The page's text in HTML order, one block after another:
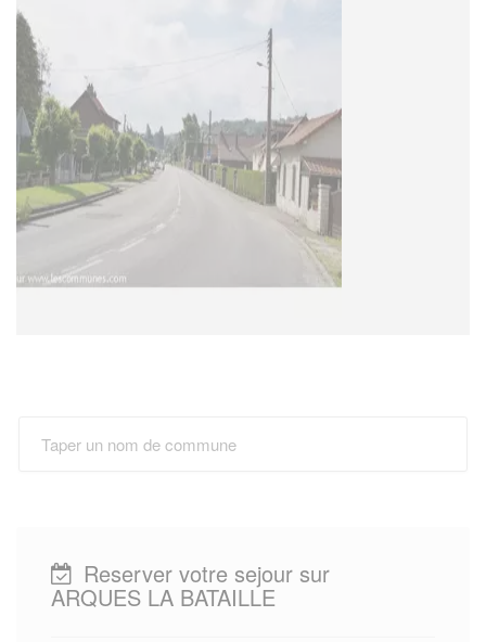
Reserver votre sejour sur
ARQUES LA BATAILLE